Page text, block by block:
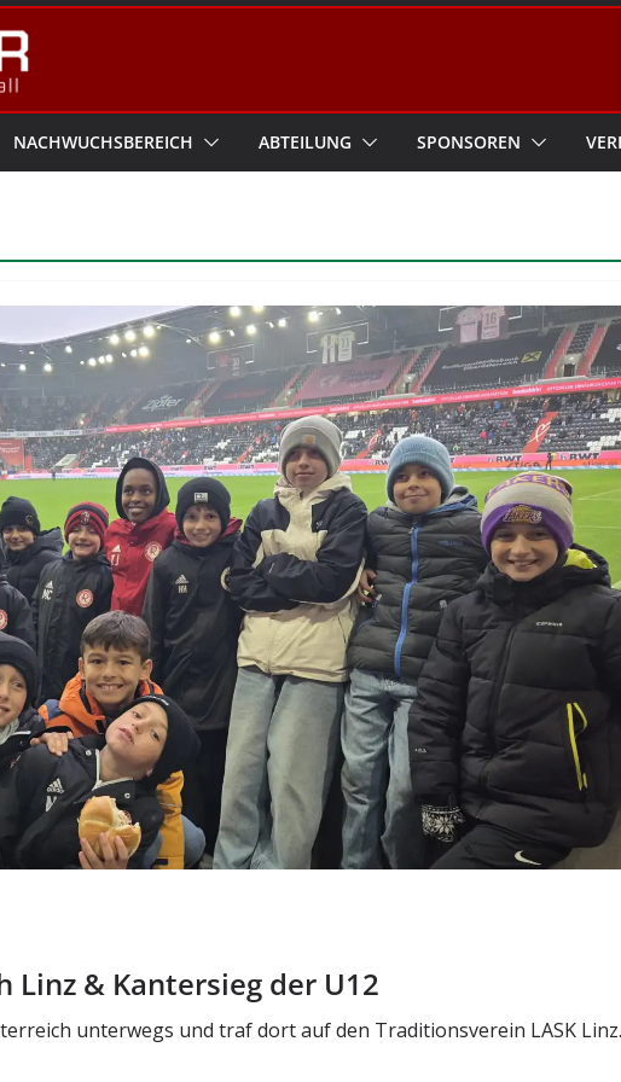
NACHWUCHSBEREICH ABTEILUNG SPONSOREN
Linz & Kantersieg der U12
unterwegs und traf dort auf den Traditionsverein LASK